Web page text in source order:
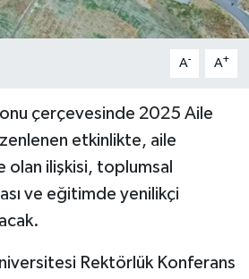
A- A+
çerçevesinde 2025 Aile
etkinlikte, aile
olan ilişkisi, toplumsal
ve eğitimde yenilikçi
Rektörlük Konferans